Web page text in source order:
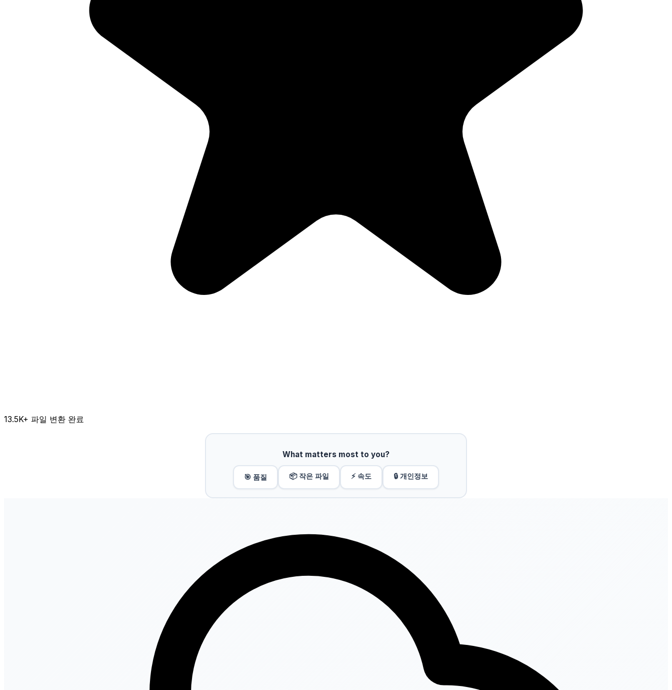
13.5K+ 파일 변환 완료
What matters most to you?
🎯 품질 📦 작은 파일 ⚡ 속도 🔒 개인정보